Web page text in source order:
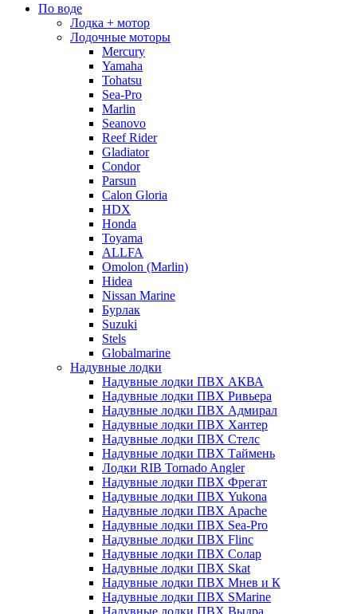
По воде
Лодка + мотор
Лодочные моторы
Mercury
Yamaha
Tohatsu
Sea-Pro
Marlin
Seanovo
Reef Rider
Gladiator
Condor
Parsun
Calon Gloria
HDX
Honda
Toyama
ALLFA
Omolon (Marlin)
Hidea
Nissan Marine
Бурлак
Suzuki
Stels
Globalmarine
Надувные лодки
Надувные лодки ПВХ АКВА
Надувные лодки ПВХ Ривьера
Надувные лодки ПВХ Адмирал
Надувные лодки ПВХ Хантер
Надувные лодки ПВХ Стелс
Надувные лодки ПВХ Таймень
Лодки RIB Tornado Angler
Надувные лодки ПВХ Фрегат
Надувные лодки ПВХ Yukona
Надувные лодки ПВХ Apache
Надувные лодки ПВХ Sea-Pro
Надувные лодки ПВХ Flinc
Надувные лодки ПВХ Солар
Надувные лодки ПВХ Skat
Надувные лодки ПВХ Мнев и К
Надувные лодки ПВХ SMarine
Надувные лодки ПВХ Выдра